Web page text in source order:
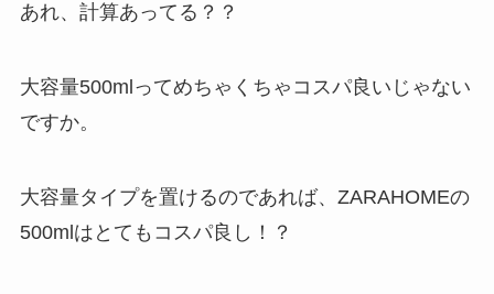
あれ、計算あってる？？
大容量500mlってめちゃくちゃコスパ良いじゃない
ですか。
大容量タイプを置けるのであれば、ZARAHOMEの
500mlはとてもコスパ良し！？